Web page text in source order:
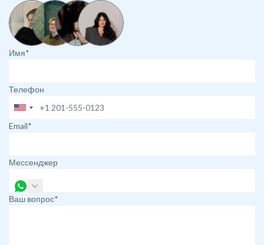
Имя*
Телефон
Email*
Мессенджер
Ваш вопрос*